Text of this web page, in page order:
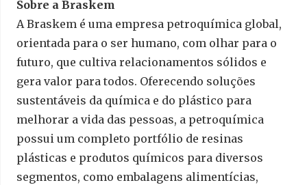
Sobre a Braskem
A Braskem é uma empresa petroquímica global,
orientada para o ser humano, com olhar para o
futuro, que cultiva relacionamentos sólidos e
gera valor para todos. Oferecendo soluções
sustentáveis da química e do plástico para
melhorar a vida das pessoas, a petroquímica
possui um completo portfólio de resinas
plásticas e produtos químicos para diversos
segmentos, como embalagens alimentícias,